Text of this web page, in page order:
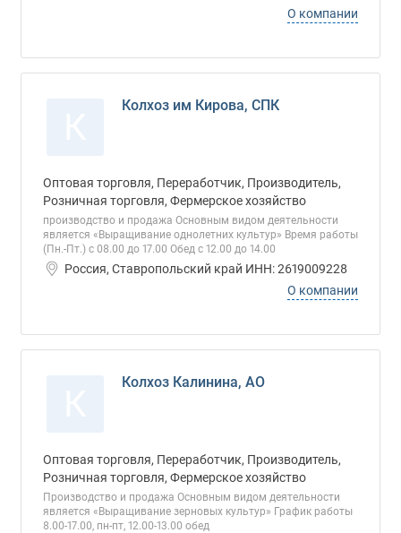
О компании
Колхоз им Кирова, СПК
Оптовая торговля, Переработчик, Производитель,
Розничная торговля, Фермерское хозяйство
производство и продажа Основным видом деятельности
является «Выращивание однолетних культур» Время работы
(Пн.-Пт.) с 08.00 до 17.00 Обед с 12.00 до 14.00
Россия, Ставропольский край ИНН: 2619009228
О компании
Колхоз Калинина, АО
Оптовая торговля, Переработчик, Производитель,
Розничная торговля, Фермерское хозяйство
Производство и продажа Основным видом деятельности
является «Выращивание зерновых культур» График работы
8.00-17.00, пн-пт, 12.00-13.00 обед